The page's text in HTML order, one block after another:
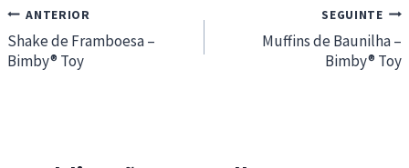
Navegação
de
artigos
ANTERIOR
Shake de Framboesa –
Bimby® Toy
SEGUINTE
Muffins de Baunilha –
Bimby® Toy